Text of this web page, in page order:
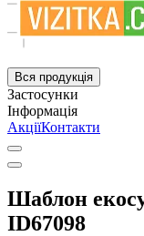
Вся продукція
Застосунки
Інформація
АкціїКонтакти
Шаблон
ID67098